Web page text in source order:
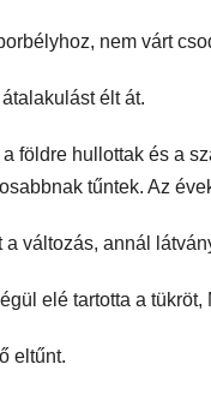
nem várt
élt át.
földre hullottak és a
tűntek. Az
a változás, annál
elé tartotta a tükröt,
eltűnt.